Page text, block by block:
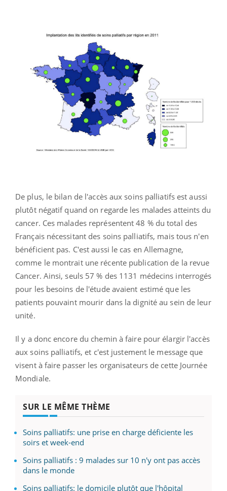
De plus, le bilan de l'accès aux soins palliatifs est aussi
plutôt négatif quand on regarde les malades atteints du
cancer. Ces malades représentent 48 % du total des
Français nécessitant des soins palliatifs, mais tous n'en
bénéficient pas. C'est aussi le cas en Allemagne,
comme le montrait une récente publication de la revue
Cancer. Ainsi, seuls 57 % des 1131 médecins interrogés
pour les besoins de l'étude avaient estimé que les
patients pouvaint mourir dans la dignité au sein de leur
unité.
Il y a donc encore du chemin à faire pour élargir l'accès
aux soins palliatifs, et c'est justement le message que
visent à faire passer les organisateurs de cette Journée
Mondiale.
SUR LE MÊME THÈME
Soins palliatifs: une prise en charge déficiente les
soirs et week-end
Soins palliatifs : 9 malades sur 10 n'y ont pas accès
dans le monde
Soins palliatifs: le domicile plutôt que l'hôpital